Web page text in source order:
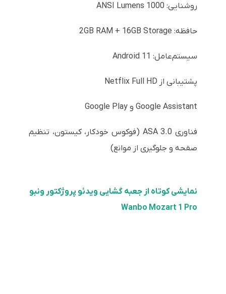
روشنایی: 1000 ANSI Lumens
حافظه: 2GB RAM + 16GB Storage
سیستم‌عامل: Android 11
پشتیبانی از Netflix Full HD
Google Assistant و Google Play
فناوری ASA 3.0 (فوکوس خودکار، کیستون، تنظیم
صفحه و جلوگیری از موانع)
نمایشی کوتاه از جعبه گشایی ویدئو پروژکتور ونبو
Wanbo Mozart 1 Pro